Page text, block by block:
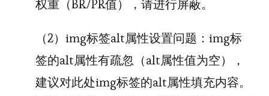
权重（BR/PR值），请进行屏蔽。
（2）img标签alt属性设置问题：img标
签的alt属性有疏忽（alt属性值为空），
建议对此处img标签的alt属性填充内容。